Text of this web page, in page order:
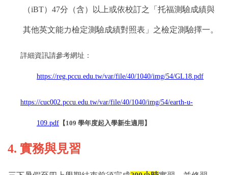
（iBT） 47分（含）以上或依校訂之「托福測驗成績與
其他英文能力檢定測驗成績對照表」之檢定測驗擇一。
詳細資訊請參考網址：
https://reg.pccu.edu.tw/var/file/40/1040/img/54/GL18.pdf
https://cuc002.pccu.edu.tw/var/file/40/1040/img/54/earth-u-
109.pdf 【 109 學年度起入學新生適用】
4. 實務與見習